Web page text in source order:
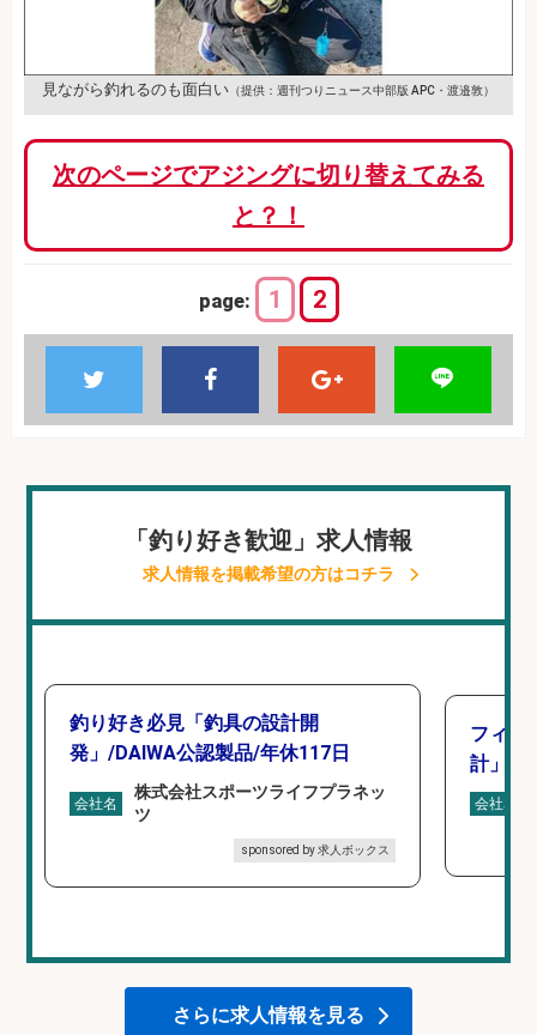
見ながら釣れるのも面白い （提供：週刊つりニュース中部版 APC・渡邉敦）
次のページでアジングに切り替えてみる
と？！
page: 1 2
「釣り好き歓迎」求人情報
求人情報を掲載希望の方はコチラ
釣り好き必見「釣具の設計開
発」/DAIWA公認製品/年休117日
会社名
株式会社スポーツライフプラネッ
ツ
sponsored by 求人ボックス
フィッ
計」
会社名
さらに求人情報を見る